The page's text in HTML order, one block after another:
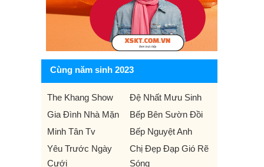
Cùng năm sinh 2023
The Khang Show
Đệ Nhất Mưu Sinh
Gia Đình Nhà Mặn
Bếp Bên Sườn Đồi
Minh Tân Tv
Bếp Nguyệt Anh
Yêu Trước Ngày
Cưới
Chị Đẹp Đạp Gió Rẽ
Sóng